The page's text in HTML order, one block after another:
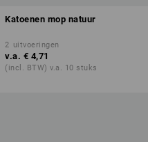
Katoenen mop natuur
2 uitvoeringen
v.a. € 4,71
(incl. BTW) v.a. 10 stuks